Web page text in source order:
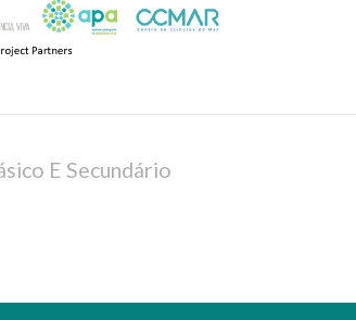
E Secundário